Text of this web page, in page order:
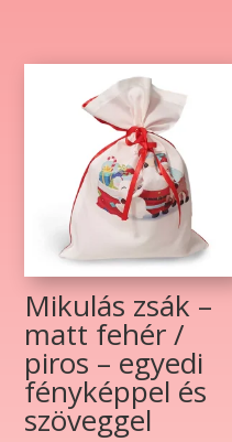
Mikulás zsák –
matt fehér /
piros – egyedi
fényképpel és
szöveggel